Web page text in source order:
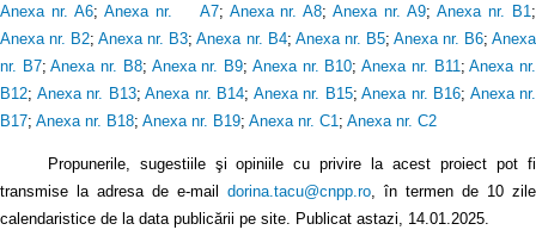
Anexa nr. A6; Anexa nr. A7; Anexa nr. A8;Anexa nr. A9;Anexa nr. B1 ;
Anexa nr. B2;Anexa nr. B3;Anexa nr. B4; Anexa nr. B5; Anexa nr. B6;Anexa
nr. B7;Anexa nr. B8; Anexa nr. B9; Anexa nr. B10;Anexa nr. B11 ;Anexa nr.
B12; Anexa nr. B13; Anexa nr. B14; Anexa nr. B15; Anexa nr. B16; Anexa nr.
B17; Anexa nr. B18; Anexa nr. B19; Anexa nr. C1 ; Anexa nr. C2
Propunerile, sugestiile şi opiniile cu privire la acest proiect pot fi
transmise la adresa de e-mail dorina.tacu@cnpp.ro , în termen de 10 zile
calendaristice de la data publicării pe site. Publicat astazi, 14.01.2025.